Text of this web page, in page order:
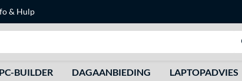
& Hulp
PC-BUILDER DAGAANBIEDING LAPTOPADVIES